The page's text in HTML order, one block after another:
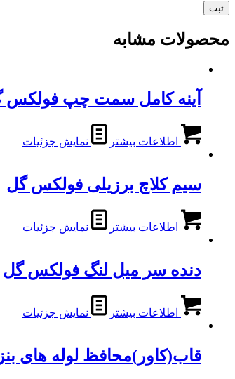
محصولات مشابه
آینه کامل سمت چپ فولکس
اطلاعات بیشتر نمایش جزئیات
سیم کلاچ برزیلی فولکس گل
اطلاعات بیشتر نمایش جزئیات
دنده سر میل لنگ فولکس گل
اطلاعات بیشتر نمایش جزئیات
قاب(کاور)محافظ لوله های